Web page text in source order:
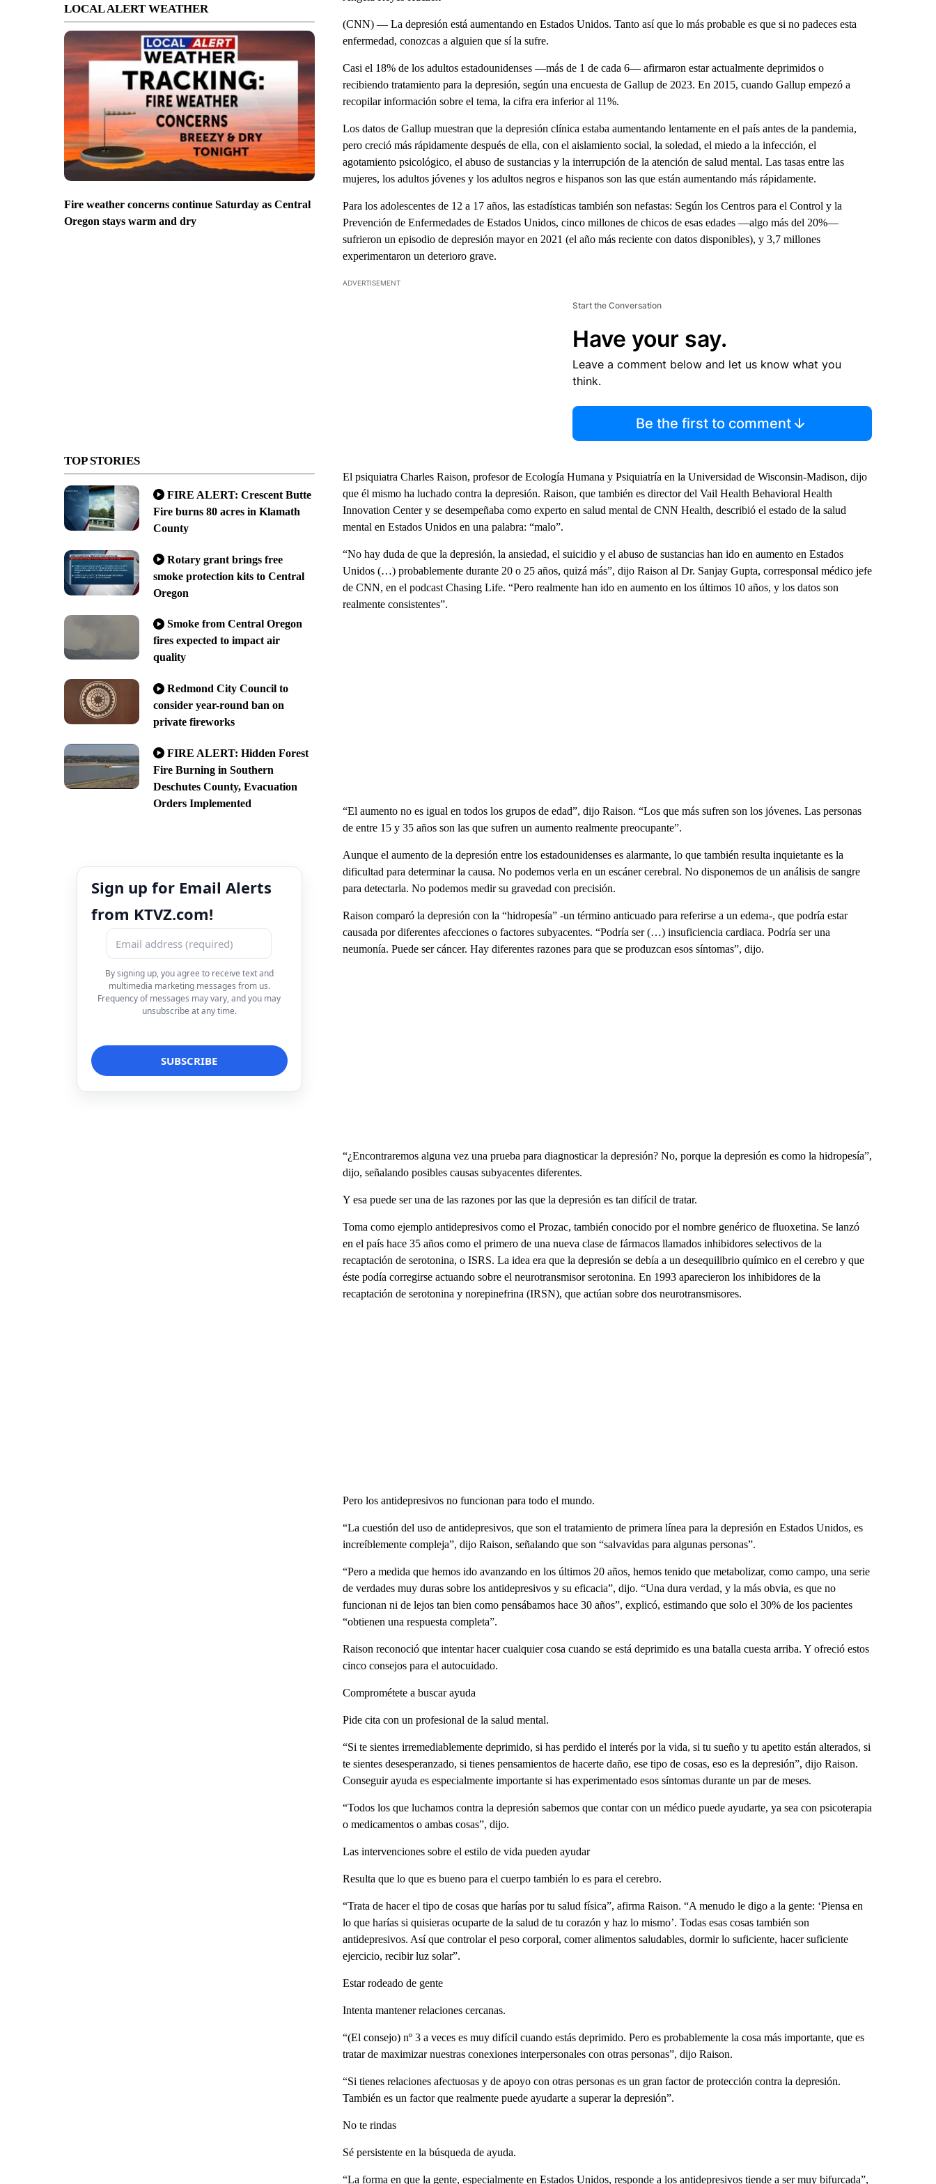
LOCAL ALERT WEATHER
Fire weather concerns continue Saturday as Central
Oregon stays warm and dry
TOP STORIES
FIRE ALERT: Crescent Butte
Fire burns 80 acres in Klamath
County
Rotary grant brings free
smoke protection kits to Central
Oregon
Smoke from Central Oregon
fires expected to impact air
quality
Redmond City Council to
consider year-round ban on
private fireworks
FIRE ALERT: Hidden Forest
Fire Burning in Southern
Deschutes County, Evacuation
Orders Implemented
Sign up for Email Alerts
from KTVZ.com!
By signing up, you agree to receive text and
multimedia marketing messages from us.
Frequency of messages may vary, and you may
unsubscribe at any time.
(CNN) — La depresión está aumentando en Estados Unidos. Tanto así que lo más probable es que si no padeces esta
enfermedad, conozcas a alguien que sí la sufre.
Casi el 18% de los adultos estadounidenses —más de 1 de cada 6— afirmaron estar actualmente deprimidos o
recibiendo tratamiento para la depresión, según una encuesta de Gallup de 2023. En 2015, cuando Gallup empezó a
recopilar información sobre el tema, la cifra era inferior al 11%.
Los datos de Gallup muestran que la depresión clínica estaba aumentando lentamente en el país antes de la pandemia,
pero creció más rápidamente después de ella, con el aislamiento social, la soledad, el miedo a la infección, el
agotamiento psicológico, el abuso de sustancias y la interrupción de la atención de salud mental. Las tasas entre las
mujeres, los adultos jóvenes y los adultos negros e hispanos son las que están aumentando más rápidamente.
Para los adolescentes de 12 a 17 años, las estadísticas también son nefastas: Según los Centros para el Control y la
Prevención de Enfermedades de Estados Unidos, cinco millones de chicos de esas edades —algo más del 20%—
sufrieron un episodio de depresión mayor en 2021 (el año más reciente con datos disponibles), y 3,7 millones
experimentaron un deterioro grave.
ADVERTISEMENT
Start the Conversation
Have your say.
Leave a comment below and let us know what you
think.
Be the first to comment
El psiquiatra Charles Raison, profesor de Ecología Humana y Psiquiatría en la Universidad de Wisconsin-Madison, dijo
que él mismo ha luchado contra la depresión. Raison, que también es director del Vail Health Behavioral Health
Innovation Center y se desempeñaba como experto en salud mental de CNN Health, describió el estado de la salud
mental en Estados Unidos en una palabra: “malo”.
“No hay duda de que la depresión, la ansiedad, el suicidio y el abuso de sustancias han ido en aumento en Estados
Unidos (…) probablemente durante 20 o 25 años, quizá más”, dijo Raison al Dr. Sanjay Gupta, corresponsal médico jefe
de CNN, en el podcast Chasing Life. “Pero realmente han ido en aumento en los últimos 10 años, y los datos son
realmente consistentes”.
“El aumento no es igual en todos los grupos de edad”, dijo Raison. “Los que más sufren son los jóvenes. Las personas
de entre 15 y 35 años son las que sufren un aumento realmente preocupante”.
Aunque el aumento de la depresión entre los estadounidenses es alarmante, lo que también resulta inquietante es la
dificultad para determinar la causa. No podemos verla en un escáner cerebral. No disponemos de un análisis de sangre
para detectarla. No podemos medir su gravedad con precisión.
Raison comparó la depresión con la “hidropesía” -un término anticuado para referirse a un edema-, que podría estar
causada por diferentes afecciones o factores subyacentes. “Podría ser (…) insuficiencia cardiaca. Podría ser una
neumonía. Puede ser cáncer. Hay diferentes razones para que se produzcan esos síntomas”, dijo.
“¿Encontraremos alguna vez una prueba para diagnosticar la depresión? No, porque la depresión es como la hidropesía”,
dijo, señalando posibles causas subyacentes diferentes.
Y esa puede ser una de las razones por las que la depresión es tan difícil de tratar.
Toma como ejemplo antidepresivos como el Prozac, también conocido por el nombre genérico de fluoxetina. Se lanzó
en el país hace 35 años como el primero de una nueva clase de fármacos llamados inhibidores selectivos de la
recaptación de serotonina, o ISRS. La idea era que la depresión se debía a un desequilibrio químico en el cerebro y que
éste podía corregirse actuando sobre el neurotransmisor serotonina. En 1993 aparecieron los inhibidores de la
recaptación de serotonina y norepinefrina (IRSN), que actúan sobre dos neurotransmisores.
Pero los antidepresivos no funcionan para todo el mundo.
“La cuestión del uso de antidepresivos, que son el tratamiento de primera línea para la depresión en Estados Unidos, es
increíblemente compleja”, dijo Raison, señalando que son “salvavidas para algunas personas”.
“Pero a medida que hemos ido avanzando en los últimos 20 años, hemos tenido que metabolizar, como campo, una serie
de verdades muy duras sobre los antidepresivos y su eficacia”, dijo. “Una dura verdad, y la más obvia, es que no
funcionan ni de lejos tan bien como pensábamos hace 30 años”, explicó, estimando que solo el 30% de los pacientes
“obtienen una respuesta completa”.
Raison reconoció que intentar hacer cualquier cosa cuando se está deprimido es una batalla cuesta arriba. Y ofreció estos
cinco consejos para el autocuidado.
Comprométete a buscar ayuda
Pide cita con un profesional de la salud mental.
“Si te sientes irremediablemente deprimido, si has perdido el interés por la vida, si tu sueño y tu apetito están alterados, si
te sientes desesperanzado, si tienes pensamientos de hacerte daño, ese tipo de cosas, eso es la depresión”, dijo Raison.
Conseguir ayuda es especialmente importante si has experimentado esos síntomas durante un par de meses.
“Todos los que luchamos contra la depresión sabemos que contar con un médico puede ayudarte, ya sea con psicoterapia
o medicamentos o ambas cosas”, dijo.
Las intervenciones sobre el estilo de vida pueden ayudar
Resulta que lo que es bueno para el cuerpo también lo es para el cerebro.
“Trata de hacer el tipo de cosas que harías por tu salud física”, afirma Raison. “A menudo le digo a la gente: ‘Piensa en
lo que harías si quisieras ocuparte de la salud de tu corazón y haz lo mismo’. Todas esas cosas también son
antidepresivos. Así que controlar el peso corporal, comer alimentos saludables, dormir lo suficiente, hacer suficiente
ejercicio, recibir luz solar”.
Estar rodeado de gente
Intenta mantener relaciones cercanas.
“(El consejo) nº 3 a veces es muy difícil cuando estás deprimido. Pero es probablemente la cosa más importante, que es
tratar de maximizar nuestras conexiones interpersonales con otras personas”, dijo Raison.
“Si tienes relaciones afectuosas y de apoyo con otras personas es un gran factor de protección contra la depresión.
También es un factor que realmente puede ayudarte a superar la depresión”.
No te rindas
Sé persistente en la búsqueda de ayuda.
“La forma en que la gente, especialmente en Estados Unidos, responde a los antidepresivos tiende a ser muy bifurcada”,